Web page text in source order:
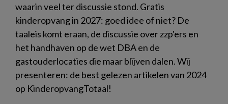
waarin veel ter discussie stond. Gratis
kinderopvang in 2027: goed idee of niet? De
taaleis komt eraan, de discussie over zzp'ers en
het handhaven op de wet DBA en de
gastouderlocaties die maar blijven dalen. Wij
presenteren: de best gelezen artikelen van 2024
op KinderopvangTotaal!